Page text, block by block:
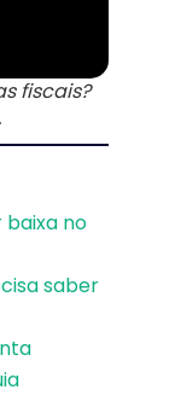
fiscais?
no
saber